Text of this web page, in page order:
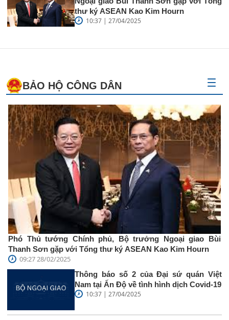
thư ký ASEAN Kao Kim Hourn
10:37 | 27/04/2025
BẢO HỘ CÔNG DÂN
Phó Thủ tướng Chính phủ, Bộ trưởng Ngoại giao Bùi
Thanh Sơn gặp với Tổng thư ký ASEAN Kao Kim Hourn
09:27 28/02/2025
Thông báo số 2 của Đại sứ quán Việt
Nam tại Ấn Độ về tình hình dịch Covid-19
10:37 | 27/04/2025